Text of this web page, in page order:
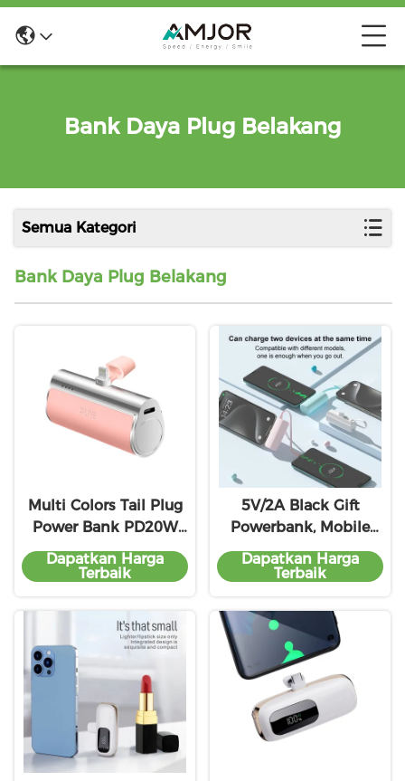
Bank Daya Plug Belakang
Semua Kategori
Bank Daya Plug Belakang
Multi Colors Tail Plug
Power Bank PD20W
Fast Charge Pocket
Power Bank
Dapatkan Harga
Terbaik
5V/2A Black Gift
Powerbank, Mobile
Plug Power Bank OEM
ODM Layanan
Dapatkan Harga
Terbaik